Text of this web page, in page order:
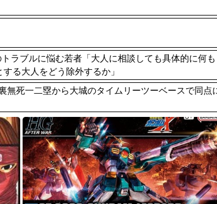
ラブルに悩む若者「大人に相談しても具体的に何も
る大人をどう除外するか」
無死一二塁から大城のタイムリーツーベースで同点